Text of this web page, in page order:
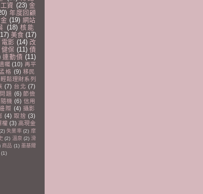
資 (23) 金
年度回顧
(19) 網站
(18) 核能
美食 (17)
電影 (14) 改
健保 (11) 債
連動債 (11)
囑 (10) 再平
孟格 (9) 移民
輕鬆理財系列
(7) 台北 (7)
題 (6) 節儉
隨機 (6) 信用
際 (4) 攝影
(4) 取捨 (3)
權 (3) 高現金
失業率 (2) 摩
(2) 溫泉 (2) 滑
商品 (1) 墨基爾
(1)